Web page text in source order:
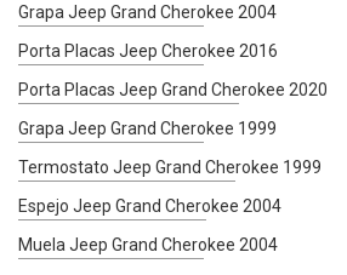
Grapa Jeep Grand Cherokee 2004
Porta Placas Jeep Cherokee 2016
Porta Placas Jeep Grand Cherokee 2020
Grapa Jeep Grand Cherokee 1999
Termostato Jeep Grand Cherokee 1999
Espejo Jeep Grand Cherokee 2004
Muela Jeep Grand Cherokee 2004